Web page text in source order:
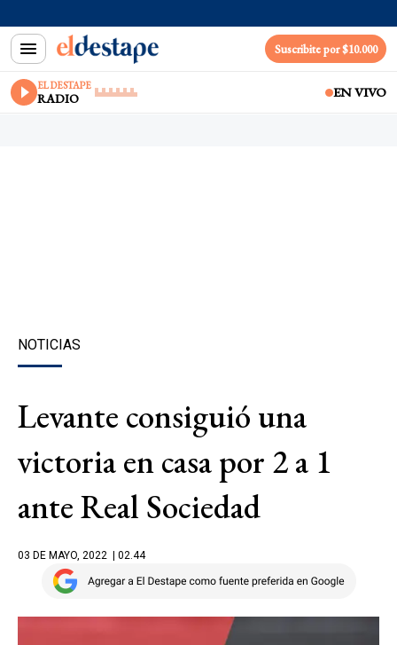
Suscribite por $10.000
EL DESTAPE
RADIO EN VIVO
NOTICIAS
Levante consiguió una
victoria en casa por 2 a 1
ante Real Sociedad
03 DE MAYO, 2022 | 02.44